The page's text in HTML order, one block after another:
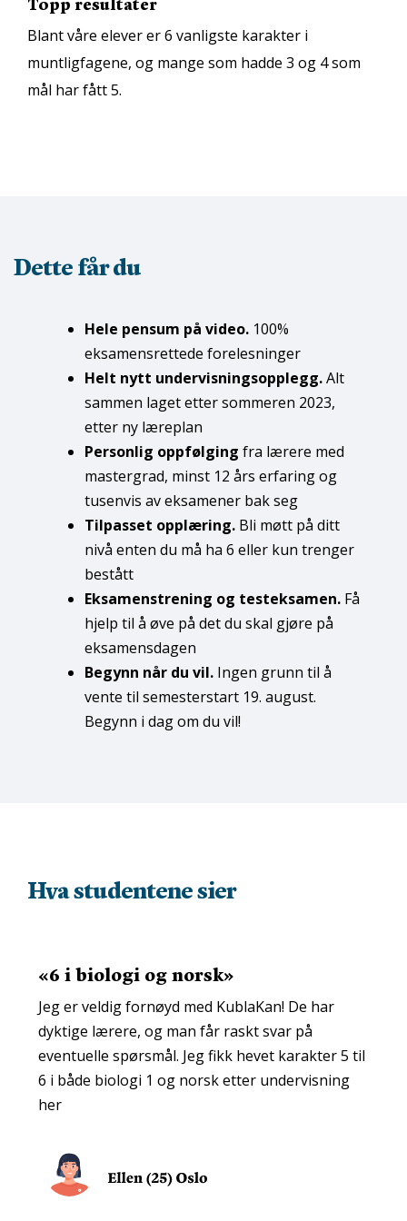
Blant våre elever er 6 vanligste karakter i
muntligfagene, og mange som hadde 3 og 4 som
mål har fått 5.
Dette får du
Hele pensum på video.100%
eksamensrettede forelesninger
Helt nytt undervisningsopplegg.Alt
sammen laget etter sommeren 2023,
etter ny læreplan
Personlig oppfølging fra lærere med
mastergrad, minst 12 års erfaring og
tusenvis av eksamener bak seg
Tilpasset opplæring.Bli møtt på ditt
nivå enten du må ha 6 eller kun trenger
bestått
Eksamens­trening og testeksamen.Få
hjelp til å øve på det du skal gjøre på
eksamensdagen
Begynn når du vil.Ingen grunn til å
vente til semesterstart 19. august.
Begynn i dag om du vil!
Hva studentene sier
«6 i biologi og norsk»
Jeg er veldig fornøyd med KublaKan! De har
dyktige lærere, og man får raskt svar på
eventuelle spørsmål. Jeg fikk hevet karakter 5 til
6 i både biologi 1 og norsk etter undervisning
her